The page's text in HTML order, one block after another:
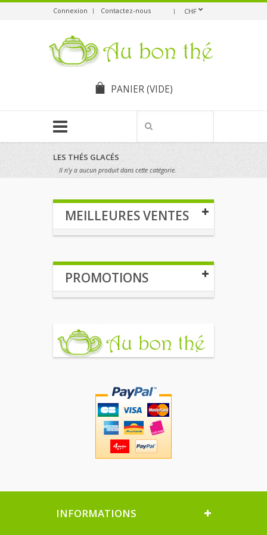
Connexion CHF
Contactez-nous
PANIER(VIDE)
LES THÉS GLACÉS
Il n'y a aucun produit dans cette catégorie.
MEILLEURES VENTES
PROMOTIONS
INFORMATIONS